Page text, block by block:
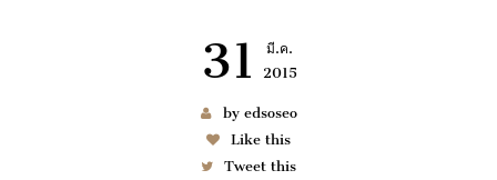
31
มี.ค.
2015
by edsoseo
Like this
Tweet this